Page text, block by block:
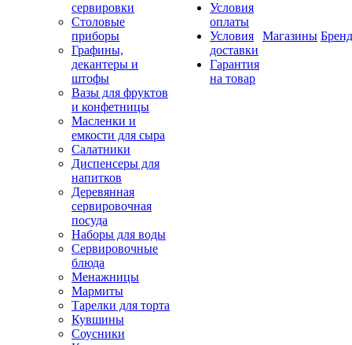
сервировки
Столовые
приборы
Графины,
декантеры и
штофы
Вазы для фруктов
и конфетницы
Масленки и
емкости для сыра
Салатники
Диспенсеры для
напитков
Деревянная
сервировочная
посуда
Наборы для воды
Сервировочные
блюда
Менажницы
Мармиты
Тарелки для торта
Кувшины
Соусники
Условия
оплаты
Условия
доставки
Гарантия
на товар
Магазины